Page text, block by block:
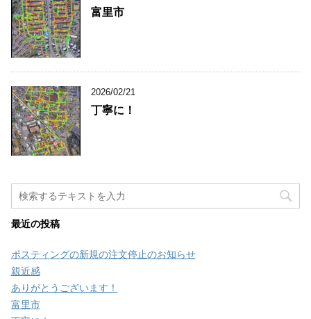
富里市
2026/02/21
丁寧に！
最近の投稿
ポスティングの新規の注文停止のお知らせ
親近感
ありがとうございます！
富里市